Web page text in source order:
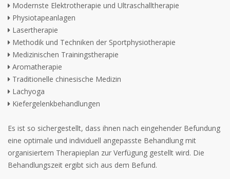
Modernste Elektrotherapie und Ultraschalltherapie
Physiotapeanlagen
Lasertherapie
Methodik und Techniken der Sportphysiotherapie
Medizinischen Trainingstherapie
Aromatherapie
Traditionelle chinesische Medizin
Lachyoga
Kiefergelenkbehandlungen
Es ist so sichergestellt, dass ihnen nach eingehender Befundung
eine optimale und individuell angepasste Behandlung mit
organisiertem Therapieplan zur Verfügung gestellt wird. Die
Behandlungszeit ergibt sich aus dem Befund.